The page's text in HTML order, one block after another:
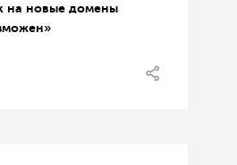
на новые домены